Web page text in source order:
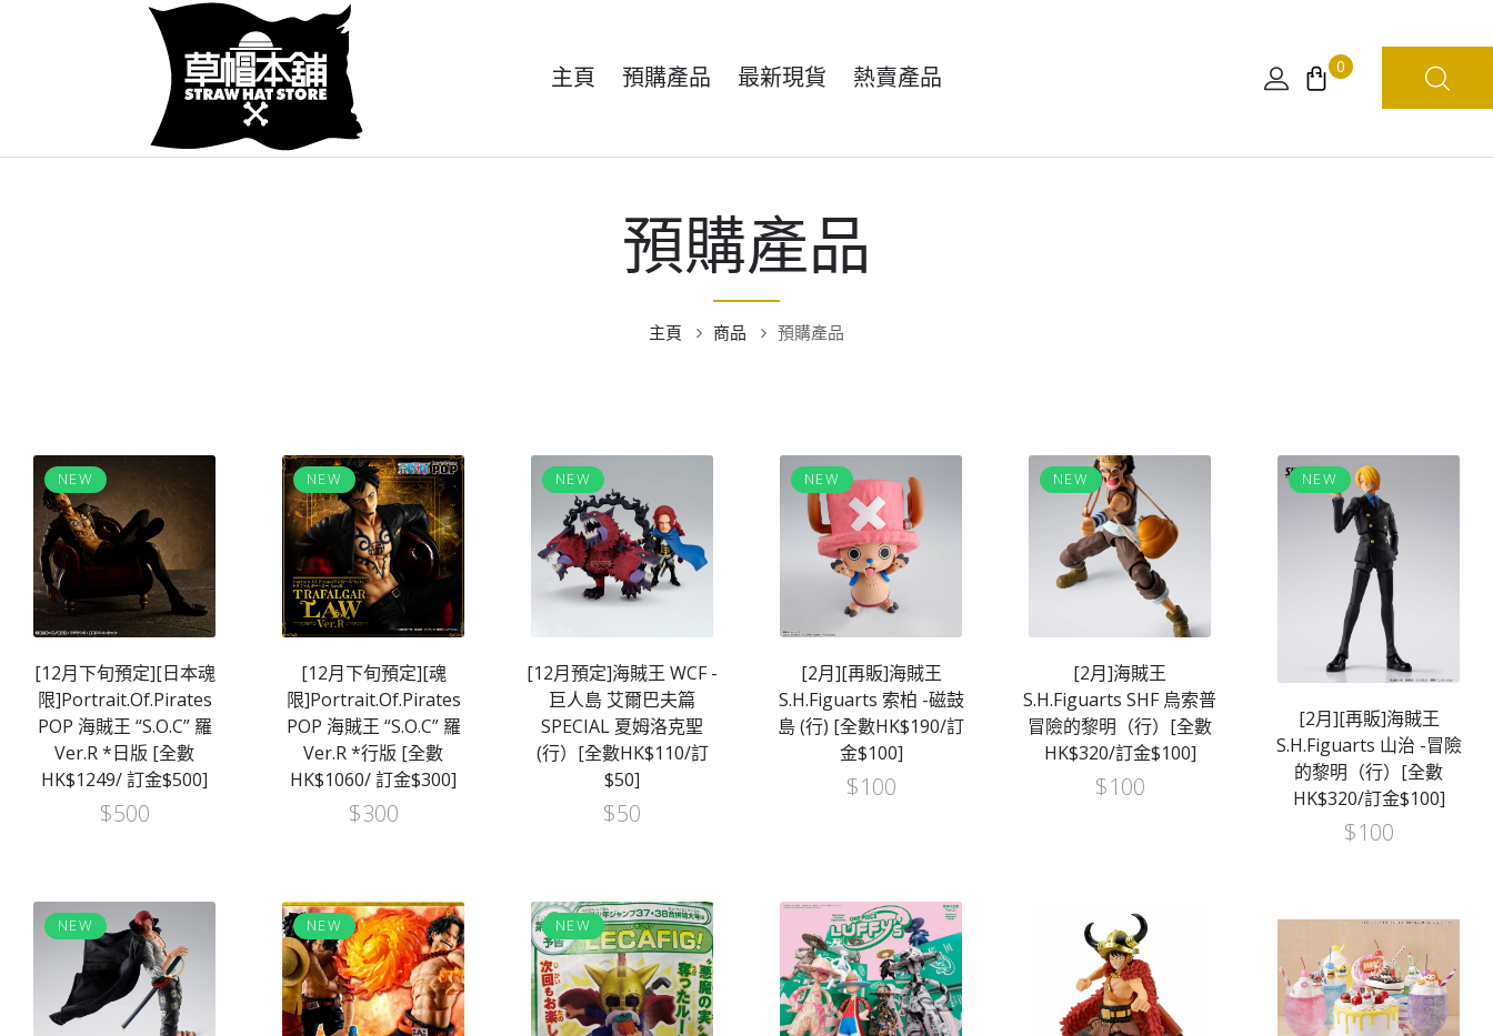
主頁 預購產品 最新現貨 熱賣產品 0
預購產品
主頁 商品 預購產品
NEW
[12月下旬預定][日本魂
限]Portrait.Of.Pirates
POP 海賊王 “S.O.C” 羅
Ver.R *日版 [全數
HK$1249/ 訂金$500]
$500
NEW
[12月下旬預定][魂
限]Portrait.Of.Pirates
POP 海賊王 “S.O.C” 羅
Ver.R *行版 [全數
HK$1060/ 訂金$300]
$300
NEW
[12月預定]海賊王 WCF -
巨人島 艾爾巴夫篇
SPECIAL 夏姆洛克聖
(行）[全數HK$110/訂
$50]
$50
NEW
[2月][再販]海賊王
S.H.Figuarts 索柏 -磁鼓
島 (行) [全數HK$190/訂
金$100]
$100
NEW
[2月]海賊王
S.H.Figuarts SHF 烏索普
冒險的黎明（行）[全數
HK$320/訂金$100]
$100
NEW
[2月][再販]海賊王
S.H.Figuarts 山治 -冒險
的黎明（行）[全數
HK$320/訂金$100]
$100
NEW NEW NEW